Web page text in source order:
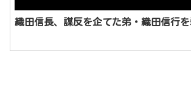
織田信長、謀反を企てた弟・織田信行